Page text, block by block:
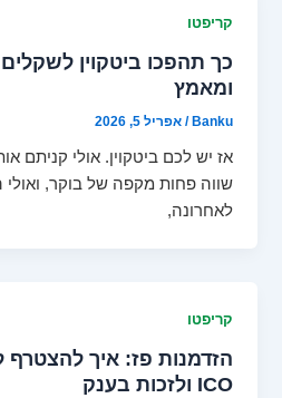
קריפטו
כך תהפכו ביטקוין
ומאמץ
Banku
/אפריל 5, 2026
אז יש לכם ביטקוין. אולי קניתם
שווה פחות מקפה של בוקר,
לאחרונה,
קריפטו
הזדמנות פז: איך
ICO ולזכות בענק